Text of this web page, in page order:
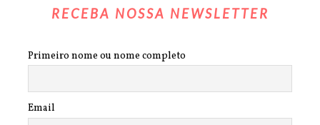
RECEBA NOSSA NEWSLETTER
Primeiro nome ou nome completo
Email